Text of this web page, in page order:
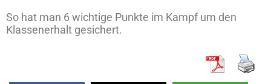
So hat man 6 wichtige Punkte im Kampf um den
Klassenerhalt gesichert.